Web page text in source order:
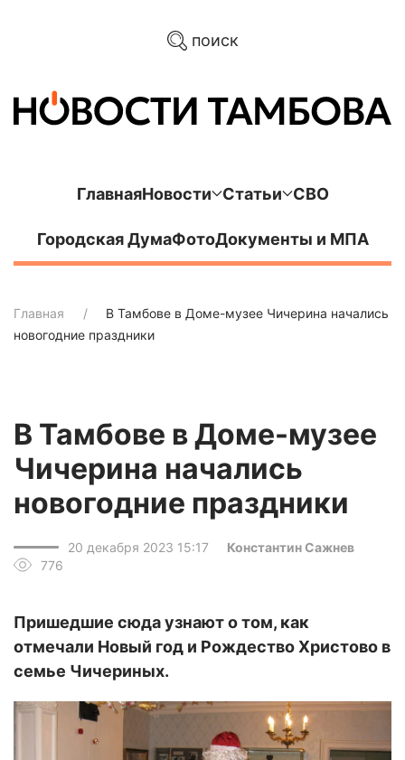
поиск
ГлавнаяНовости Статьи СВО
Городская ДумаФотоДокументы и МПА
Главная
В Тамбове в Доме-музее Чичерина начались
новогодние праздники
В Тамбове в Доме-музее
Чичерина начались
новогодние праздники
20 декабря 2023 15:17
Константин Сажнев
776
Пришедшие сюда узнают о том, как
отмечали Новый год и Рождество Христово в
семье Чичериных.